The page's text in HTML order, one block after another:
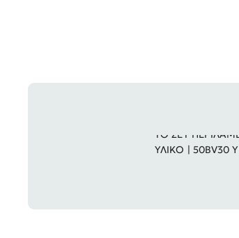
ΤΟ ΣΕΤ
ΥΛΙΚΟ | 50BV30